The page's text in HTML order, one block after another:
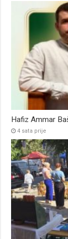
Hafiz Ammar
4 sata prije